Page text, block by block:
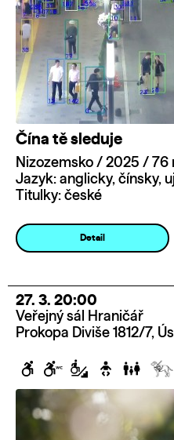
Čína tě sleduje
Nizozemsko / 2025 / 76
Jazyk: anglicky, čínsky,
Titulky: české
Detail
27. 3. 20:00
Veřejný sál Hraničář
Prokopa Diviše 1812/7,